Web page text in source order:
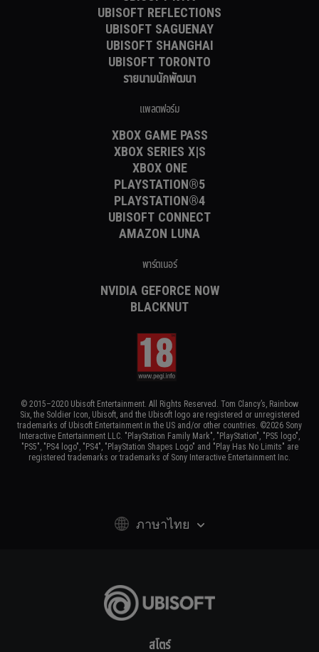
สโตร์
UBISOFT REFLECTIONS
UBISOFT SAGUENAY
UBISOFT SHANGHAI
UBISOFT TORONTO
รายนามนักพัฒนา
แพลตฟอร์ม
XBOX GAME PASS
XBOX SERIES X|S
XBOX ONE
PLAYSTATION®5
PLAYSTATION®4
UBISOFT CONNECT
AMAZON LUNA
พาร์ตเนอร์
NVIDIA GEFORCE NOW
BLACKNUT
© 2015–2020 Ubisoft Entertainment. All Rights Reserved. Tom Clancy’s, Rainbow
Six, the Soldier Icon, Ubisoft, and the Ubisoft logo are registered or unregistered
trademarks of Ubisoft Entertainment in the US and/or other countries. ©2026 Sony
Interactive Entertainment LLC. "PlayStation Family Mark", "PlayStation", "PS5 logo",
"PS5", "PS4 logo", "PS4", "PlayStation Shapes Logo" and "Play Has No Limits" are
registered trademarks or trademarks of Sony Interactive Entertainment Inc.
ภาษาไทย